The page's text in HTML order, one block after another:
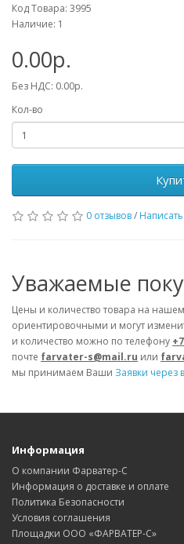
Код Товара: 3995
Наличие: 1
0.00р.
Без НДС: 0.00р.
Кол-во
0 отзывов/
Уважаемые
Цены и количество товара на
ориентировочными и могут
и количество можно по телефону
почте farvater-s@mail.ru или
мы принимаем Ваши Заявки через
Информация
О компании Фарватер-С
Информация о доставке и оплате
Политика Безопасности
Условия соглашения
Площадки ООО «ФАРВАТЕР-С»